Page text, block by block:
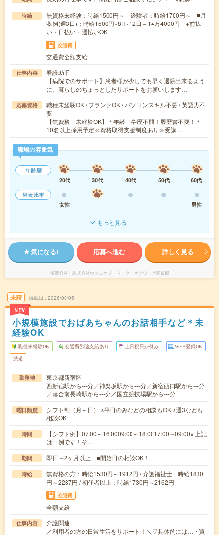
時給
無資格未経験：時給1500円～ 経験者：時給1700円～ ■月
収例(週3日)：時給1500円×8H×12日＝14万4000円 ※前払
い・日払い・週払いOK
交通費
交通費全額支給
仕事内容
看護助手
【病院でのサポート】患者様が少しでも早く退院出来るよう
に、暮らしのちょっとしたサポートをお願いします…
応募資格
職種未経験OK / ブランクOK / パソコンスキル不要 / 英語力不
要
【無資格・未経験OK】＊年齢・学歴不問！履歴書不要！＊
10名以上採用予定≪資格取得支援制度あり≫受講…
職場の雰囲気
年齢層
20代
30代 40代 50代
60代
男女比率
女性
男性
もっと見る
気になる! 応募へ進む 詳しく見る
派遣会社 株式会社ウィルオブ・ワーク ケアワーク事業部
未読
NEW
掲載日 2026/08/05
小規模施設でおばあちゃんのお話相手など＊未
経験OK
職種未経験OK 交通費別途支給あり 土日祝日が休み WEB登録OK
派遣
勤務地
東京都新宿区
西新宿駅から---分／神楽坂駅から---分／新宿西口駅から---分
／落合南長崎駅から---分／国立競技場駅から---分
曜日頻度
シフト制（月～日） ※平日のみなどの相談もOK ※週3なども
相談OK
時間
【シフト例】07:00～16:0009:00～18:0017:00～09:00※ 上記
は一例です！そ…
期間 即日～2ヶ月以上 ■開始日の相談OK！
時給
無資格の方：時給1530円～1912円 / 介護福祉士：時給1830
円～2287円 / 初任者以上：時給1730円～2162円
交通費
全額支給
仕事内容
介護関連
／利用者の方の日常生活をサポート！＼▽具体的には…・買